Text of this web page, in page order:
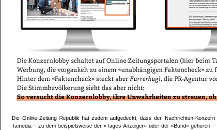
Die Online-Zeitung Republik hat zudem aufgedeckt, dass der Nachrichten-Konzern
Tamedia – zu dem beispielsweise der «Tages-Anzeiger» oder der «Bund» gehören –